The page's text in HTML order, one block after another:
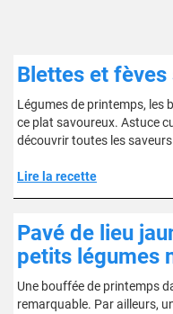
Blettes et
Légumes de printemps, les
ce plat savoureux. Astuce
découvrir toutes les
Lire la recette
Pavé de lieu
petits légumes
Une bouffée de printemps
remarquable. Par ailleurs,